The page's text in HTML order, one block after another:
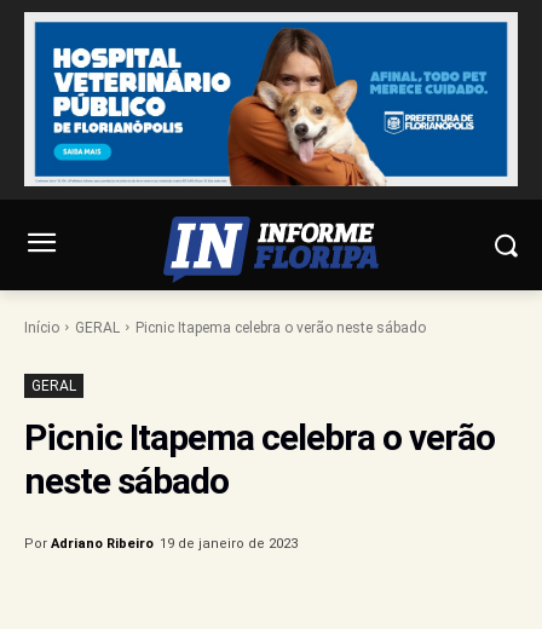
Início GERAL Picnic Itapema celebra o verão neste sábado
GERAL
Picnic Itapema celebra o verão
neste sábado
Por Adriano Ribeiro 19 de janeiro de 2023